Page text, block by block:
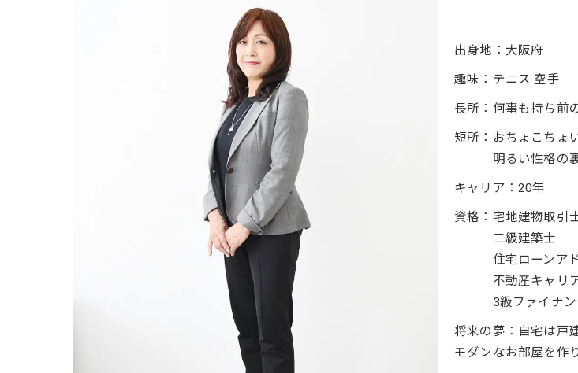
出身地：大阪府
趣味：テニス 空手
長所：何事も持ち前
短所：おちょこちょ
明るい性格の裏
キャリア：20年
資格：宅地建物取引
二級建築士
住宅ローンアド
不動産キャリア
3級ファイナンシ
将来の夢：自宅は戸
モダンなお部屋を作